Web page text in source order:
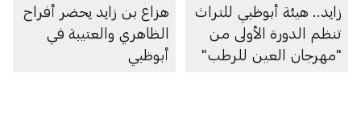
زايد.. هيئة أبوظبي للتراث
تنظم الدورة الأولى من
"مهرجان العين للرطب"
هزاع بن زايد يحضر أفراح
الظاهري والعتيبة في
أبوظبي